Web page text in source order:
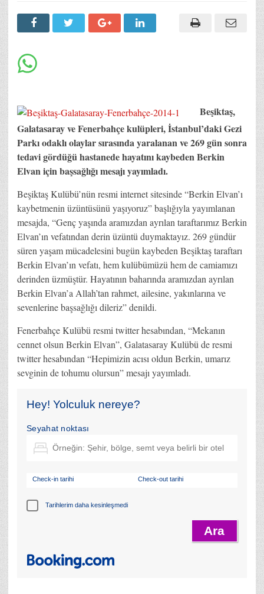
Beşiktaş,
Galatasaray ve Fenerbahçe kulüpleri, İstanbul’daki Gezi
Parkı odaklı olaylar sırasında yaralanan ve 269 gün sonra
tedavi gördüğü hastanede hayatını kaybeden Berkin
Elvan için başsağlığı mesajı yayımladı.
Beşiktaş Kulübü’nün resmi internet sitesinde “Berkin Elvan’ı
kaybetmenin üzüntüsünü yaşıyoruz” başlığıyla yayımlanan
mesajda, “Genç yaşında aramızdan ayrılan taraftarımız Berkin
Elvan’ın vefatından derin üzüntü duymaktayız. 269 gündür
süren yaşam mücadelesini bugün kaybeden Beşiktaş taraftarı
Berkin Elvan’ın vefatı, hem kulübümüzü hem de camiamızı
derinden üzmüştür. Hayatının baharında aramızdan ayrılan
Berkin Elvan’a Allah’tan rahmet, ailesine, yakınlarına ve
sevenlerine başsağlığı dileriz” denildi.
Fenerbahçe Kulübü resmi twitter hesabından, “Mekanın
cennet olsun Berkin Elvan”, Galatasaray Kulübü de resmi
twitter hesabından “Hepimizin acısı oldun Berkin, umarız
sevginin de tohumu olursun” mesajı yayımladı.
Hey! Yolculuk nereye?
Seyahat noktası
Check-in tarihi Check-out tarihi
Tarihlerim daha kesinleşmedi